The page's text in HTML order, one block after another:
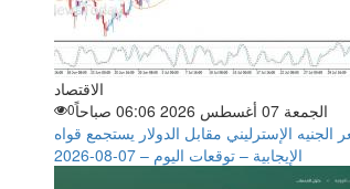
الاقتصاد
الجمعة 07 أغسطس 2026 06:06 صباحاً
0
الجنيه الإسترليني مقابل الدولار يستجمع قواه
الإيجابية – توقعات اليوم – 07-08-2026